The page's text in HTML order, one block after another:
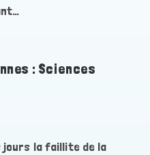
: Sciences
jours la faillite de la